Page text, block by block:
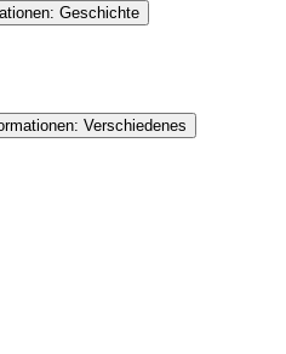
Geschichte
Verschiedenes